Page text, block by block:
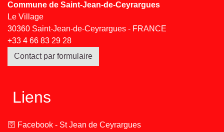
Commune de Saint-Jean-de-Ceyrargues
Le Village
30360 Saint-Jean-de-Ceyrargues - FRANCE
+33 4 66 83 29 28
Contact par formulaire
Liens
🛜 Facebook - St Jean de Ceyrargues